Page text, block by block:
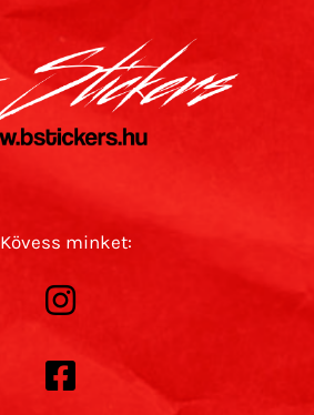
Kövess minket: